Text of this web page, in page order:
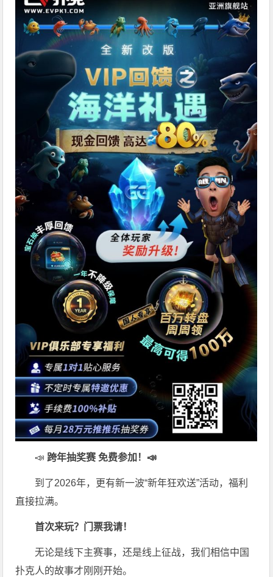
📣 跨年抽奖赛 免费参加 ！📣
到了2026年，更有新一波“新年狂欢送”活动，福利
直接拉满。
首次来玩？门票我请！
无论是线下主赛事，还是线上征战，我们相信中国
扑克人的故事才刚刚开始。